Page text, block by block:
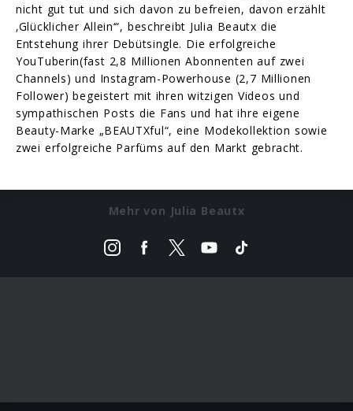
nicht gut tut und sich davon zu befreien, davon erzählt
‚Glücklicher Allein‘“, beschreibt Julia Beautx die
Entstehung ihrer Debütsingle. Die erfolgreiche
YouTuberin(fast 2,8 Millionen Abonnenten auf zwei
Channels) und Instagram-Powerhouse (2,7 Millionen
Follower) begeistert mit ihren witzigen Videos und
sympathischen Posts die Fans und hat ihre eigene
Beauty-Marke „BEAUTXful“, eine Modekollektion sowie
zwei erfolgreiche Parfüms auf den Markt gebracht.
Mehr von Julia Beautx